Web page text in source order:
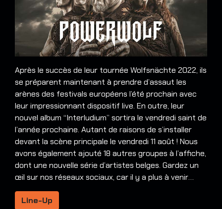
Après le succès de leur tournée Wolfsnächte 2022, ils
se préparent maintenant à prendre d’assaut les
arènes des festivals européens l’été prochain avec
leur impressionnant dispositif live. En outre, leur
nouvel album “Interludium” sortira le vendredi saint de
l’année prochaine. Autant de raisons de s’installer
devant la scène principale le vendredi 11 août ! Nous
avons également ajouté 18 autres groupes à l’affiche,
dont une nouvelle série d’artistes belges. Gardez un
œil sur nos réseaux sociaux, car il y a plus à venir…
Line-Up